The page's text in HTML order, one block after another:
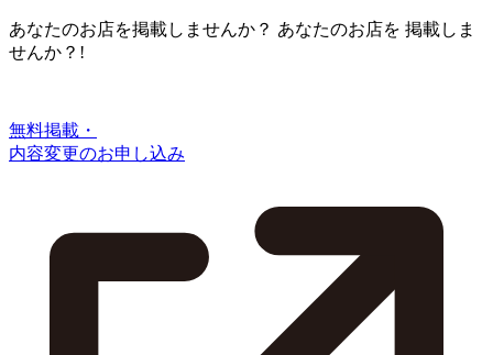
あなたのお店を掲載しませんか？ あなたのお店を 掲載しま
せんか？!
無料掲載・
内容変更のお申し込み